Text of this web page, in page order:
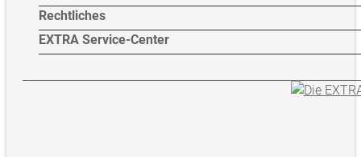
Rechtliches
EXTRA Service-Center